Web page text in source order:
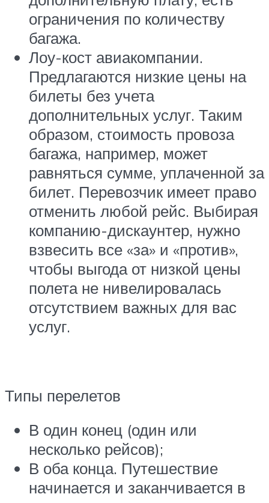
ограничения по количеству
багажа.
Лоу-кост авиакомпании.
Предлагаются низкие цены на
билеты без учета
дополнительных услуг. Таким
образом, стоимость провоза
багажа, например, может
равняться сумме, уплаченной за
билет. Перевозчик имеет право
отменить любой рейс. Выбирая
компанию-дискаунтер, нужно
взвесить все «за» и «против»,
чтобы выгода от низкой цены
полета не нивелировалась
отсутствием важных для вас
услуг.
Типы перелетов
В один конец (один или
несколько рейсов);
В оба конца. Путешествие
начинается и заканчивается в